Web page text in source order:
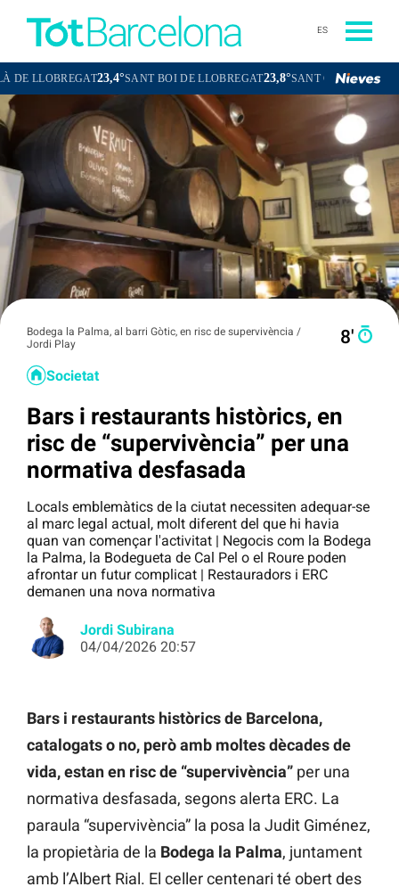
ES
23,4° SANT BOI DE LLOBREGAT23,8° SANT CUGAT DEL VALLÈS22,4°
Bodega la Palma, al barri Gòtic, en risc de supervivència /
Jordi Play
8′
Societat
Bars i restaurants històrics, en
risc de “supervivència” per una
normativa desfasada
Locals emblemàtics de la ciutat necessiten adequar-se
al marc legal actual, molt diferent del que hi havia
quan van començar l'activitat | Negocis com la Bodega
la Palma, la Bodegueta de Cal Pel o el Roure poden
afrontar un futur complicat | Restauradors i ERC
demanen una nova normativa
Jordi Subirana
04/04/2026 20:57
Bars i restaurants històrics de Barcelona,
catalogats o no, però amb moltes dècades de
vida, estan en risc de “supervivència” per una
normativa desfasada, segons alerta ERC. La
paraula “supervivència” la posa la Judit Giménez,
la propietària de la Bodega la Palma, juntament
amb l’Albert Rial. El celler centenari té obert des